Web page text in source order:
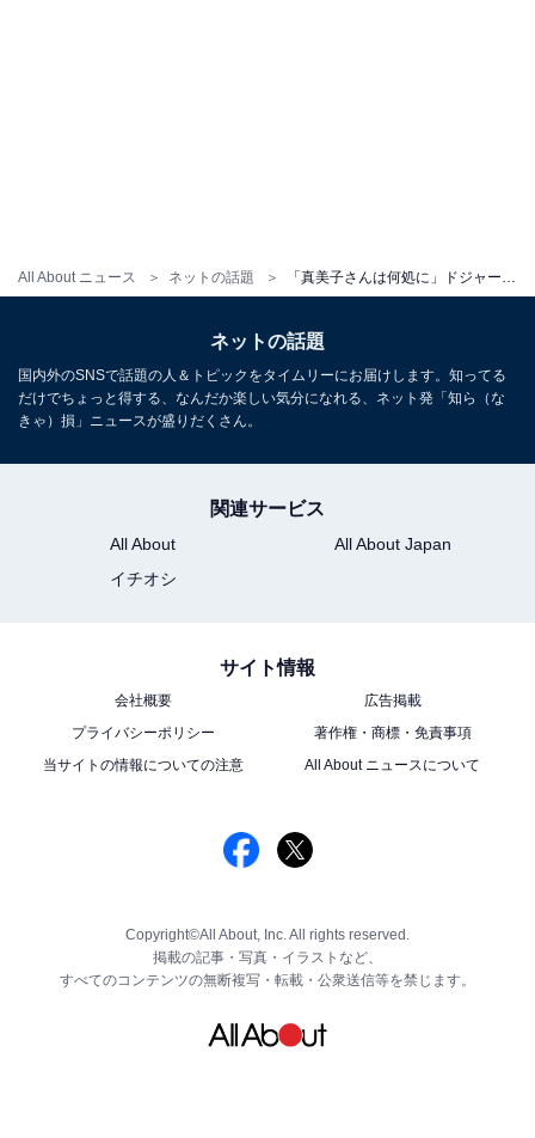
All About ニュース ネットの話題
ネットの話題
国内外のSNSで話題の人＆トピックをタイムリーにお届けします。知ってる
だけでちょっと得する、なんだか楽しい気分になれる、ネット発「知ら（な
きゃ）損」ニュースが盛りだくさん。
関連サービス
All About
All About Japan
イチオシ
サイト情報
会社概要
広告掲載
プライバシーポリシー
著作権・商標・免責事項
当サイトの情報についての注意
All About ニュースについて
Copyright©All About, Inc. All rights reserved.
掲載の記事・写真・イラストなど、
すべてのコンテンツの無断複写・転載・公衆送信等を禁じます。